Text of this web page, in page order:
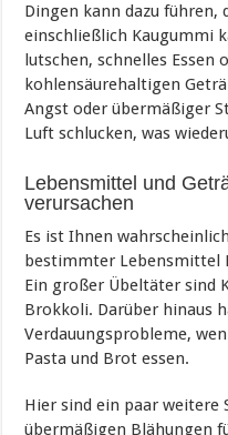
Dingen kann dazu führen,
einschließlich Kaugummi
lutschen, schnelles Essen
kohlensäurehaltigen
Angst oder übermäßiger
Luft schlucken, was
Lebensmittel und
verursachen
Es ist Ihnen
bestimmter Lebensmittel
Ein großer Übeltäter sind
Brokkoli. Darüber hinaus
Verdauungsprobleme,
Pasta und Brot essen.
Hier sind ein paar weitere
übermäßigen Blähungen